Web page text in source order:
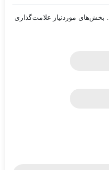
بخش‌های موردنیاز علامت‌گذاری